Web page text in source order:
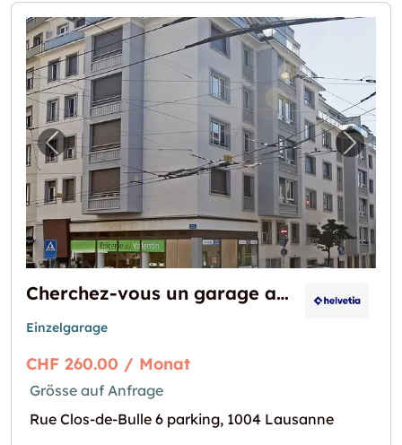
Vorheriges Bild für "Cherchez-vous un
Cherchez-vous un garage au centre-ville ?
Einzelgarage
CHF 260.00 / Monat
Grösse auf Anfrage
Rue Clos-de-Bulle 6 parking, 1004 Lausanne